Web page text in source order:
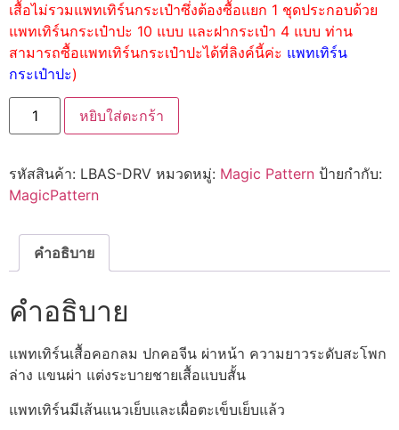
เสื้อไม่รวมแพทเทิร์นกระเป๋าซึ่งต้องซื้อแยก 1 ชุดประกอบด้วย
แพทเทิร์นกระเป๋าปะ 10 แบบ และฝากระเป๋า 4 แบบ ท่าน
สามารถซื้อแพทเทิร์นกระเป๋าปะได้ที่ลิงค์นี้ค่ะ แพทเทิร์น
กระเป๋าปะ)
หยิบใส่ตะกร้า
รหัสสินค้า: LBAS-DRV หมวดหมู่: Magic Pattern ป้ายกำกับ:
MagicPattern
คำอธิบาย
คำอธิบาย
แพทเทิร์นเสื้อคอกลม ปกคอจีน ผ่าหน้า ความยาวระดับสะโพก
ล่าง แขนผ่า แต่งระบายชายเสื้อแบบสั้น
แพทเทิร์นมีเส้นแนวเย็บและเผื่อตะเข็บเย็บแล้ว